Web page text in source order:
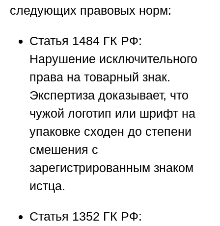
следующих правовых норм:
Статья 1484 ГК РФ:
Нарушение исключительного
права на товарный знак.
Экспертиза доказывает, что
чужой логотип или шрифт на
упаковке сходен до степени
смешения с
зарегистрированным знаком
истца.
Статья 1352 ГК РФ: